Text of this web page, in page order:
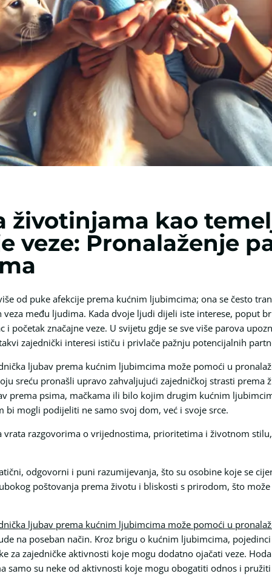
životinjama kao
veze: Pronalaženje
od puke afekcije prema kućnim ljubimcima; ona se često
među ljudima. Kada dvoje ljudi dijeli iste interese, poput
i početak značajne veze. U svijetu gdje se sve više parova
zajednički interesi ističu i privlače pažnju potencijalnih
ljubav prema kućnim ljubimcima može pomoći u
sreću pronašli upravo zahvaljujući zajedničkoj strasti prema
prema psima, mačkama ili bilo kojim drugim kućnim
bi mogli podijeliti ne samo svoj dom, već i svoje srce.
vrata razgovorima o vrijednostima, prioritetima i životnom
odgovorni i puni razumijevanja, što su osobine koje se
poštovanja prema životu i bliskosti s prirodom, što
ljubav prema kućnim ljubimcima može pomoći u
na poseban način. Kroz brigu o kućnim ljubimcima,
za zajedničke aktivnosti koje mogu dodatno ojačati veze.
samo su neke od aktivnosti koje mogu obogatiti odnos i